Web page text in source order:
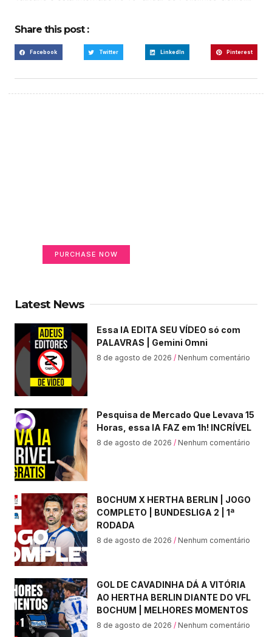
Share this post :
Facebook Twitter LinkedIn Pinterest
PURCHASE NOW
Latest News
Essa IA EDITA SEU VÍDEO só com
PALAVRAS | Gemini Omni
8 de agosto de 2026 Nenhum comentário
Pesquisa de Mercado Que Levava 15
Horas, essa IA FAZ em 1h! INCRÍVEL
8 de agosto de 2026 Nenhum comentário
BOCHUM X HERTHA BERLIN | JOGO
COMPLETO | BUNDESLIGA 2 | 1ª
RODADA
8 de agosto de 2026 Nenhum comentário
GOL DE CAVADINHA DÁ A VITÓRIA
AO HERTHA BERLIN DIANTE DO VFL
BOCHUM | MELHORES MOMENTOS
8 de agosto de 2026 Nenhum comentário